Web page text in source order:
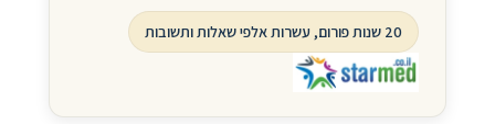
20 שנות פורום, עשרות אלפי שאלות ותשובות